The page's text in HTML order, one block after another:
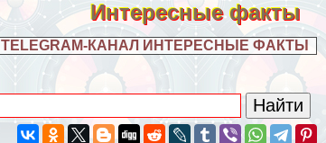
Интересные факты
TELEGRAM-КАНАЛ ИНТЕРЕСНЫЕ ФАКТЫ